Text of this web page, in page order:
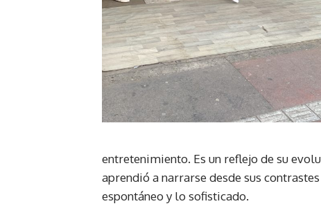
entretenimiento. Es un reflejo de su
aprendió a narrarse desde sus
espontáneo y lo sofisticado.